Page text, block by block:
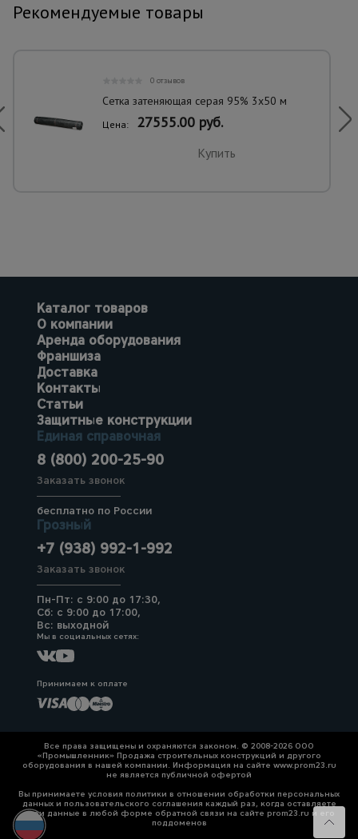
Рекомендуемые товары
0 отзывов
Сетка затеняющая серая 95% 3х50 м
Цена: 27555.00 руб.
Купить
Каталог товаров
О компании
Аренда оборудования
Франшиза
Доставка
Контакты
Статьи
Защитные конструкции
Единая справочная
8 (800) 200-25-90
Заказать звонок
бесплатно по России
Грозный
+7 (938) 992-1-992
Заказать звонок
Пн-Пт: с 9:00 до 17:30,
Сб: с 9:00 до 17:00,
Вс: выходной
Мы в социальных сетях:
Принимаем к оплате
Все права защищены и охраняются законом. © 2008-2026 ООО
«Промышленник» Продажа строительных конструкций и другого
оборудования в нашей компании. Информация на сайте www.prom23.ru
не является публичной офертой
Вы принимаете условия политики в отношении обработки персональных
данных и пользовательского соглашения каждый раз, когда оставляете
свои данные в любой форме обратной связи на сайте prom23.ru и его
поддоменов